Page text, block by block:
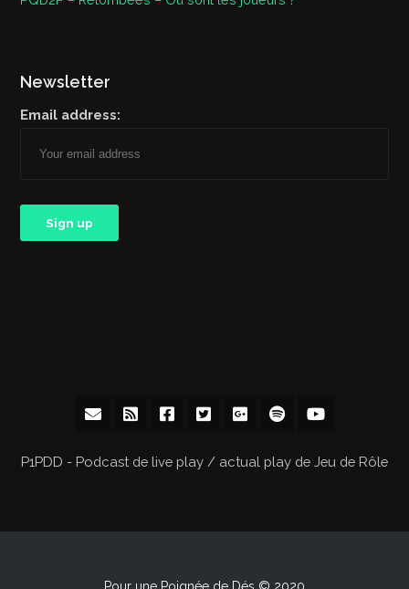
Newsletter
Email address:
P1PDD - Podcast de live play / actual play de Jeu de Rôle
Pour une Poignée de Dés © 2020